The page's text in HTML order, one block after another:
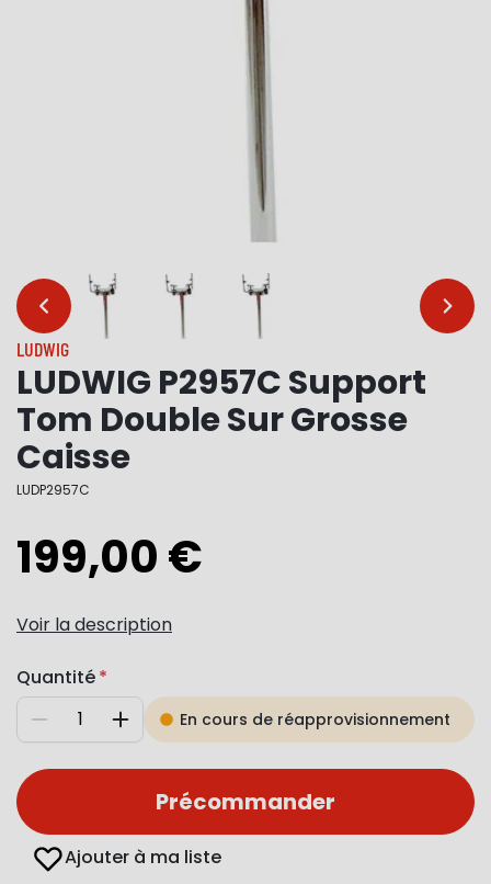
… …
LUDWIG
LUDWIG P2957C Support
Tom Double Sur Grosse
Caisse
LUDP2957C
199,00 €
Voir la description
Quantité
Diminuer AugmenterEn cours de réapprovisionnement
Précommander
Ajouter à ma liste